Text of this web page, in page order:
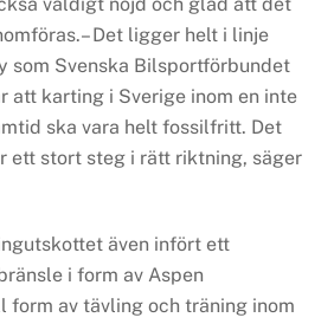
Det ligger helt i linje
som Svenska Bilsportförbundet
att karting i Sverige inom en inte
ska vara helt fossilfritt. Det
ett stort steg i rätt riktning, säger
även infört ett
i form av Aspen
form av tävling och träning inom